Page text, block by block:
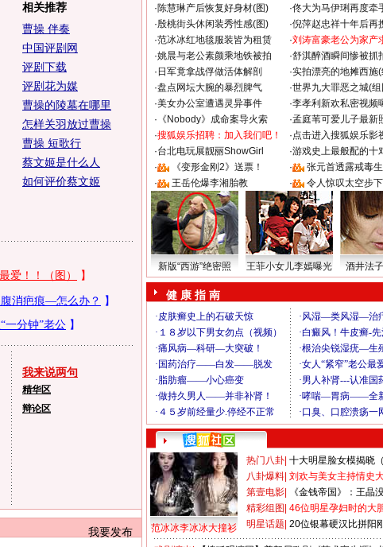
相关推荐
曹操 伴奏
中国评剧网
评剧下载
评剧花为媒
曹操的陵墓在哪里
怎样关羽放过曹操
曹操 短歌行
蔡文姬是什么人
如何评价蔡文姬
我来说两句
精华区
辩论区
我要发布
·陈慧琳产后恢复好身材(图) ·佟大为马伊琍再度牵
·殷桃街头休闲装秀性感(图) ·倪萍赵忠祥十年后再
·范冰冰红地毯服装皆为租赁 ·刘涛富豪老公为家产
·姚晨与老公素颜乘地铁被拍 ·舒淇醉酒瞬间惨被抓
· 日军竟拿战俘做活体解剖 ·实拍漂亮的地摊西施
·盘点网坛大腕的暴烈脾气 ·世界九大罪恶之城(
·美女办公室遭遇灵异事件 ·李孝利新欢私密视频
· 《Nobody》成命案导火索 ·孟庭苇可爱儿子最新
·搜狐娱乐招聘：加入我们吧！ ·点击进入搜狐娱乐影
·台北电玩展靓丽ShowGirl ·游戏史上最般配的十
·
《变形金刚2》送票！ ·
张元首透露戒毒
·
王岳伦爆李湘胎教 · 令人惊叹太空步
新版“西游”绝密照 王菲小女儿李嫣曝光 酒井法
健 康 指 南
范冰冰李冰冰大撞衫
热门八卦 十大明星脸女模揭晓（
八卦爆料 刘欢与美女主持情史
第壹电影
《金钱帝国》：王晶
精彩组图 46位明星孕妇时的大
明星话题 20位银幕硬汉比拼阳